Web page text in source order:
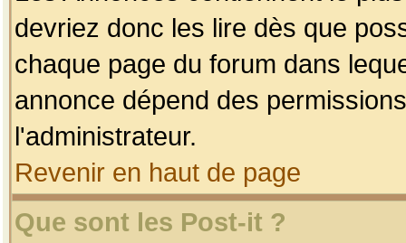
devriez donc les lire dès que
chaque page du forum dans
annonce dépend des
l'administrateur.
Revenir en haut de page
Que sont les Post-it ?